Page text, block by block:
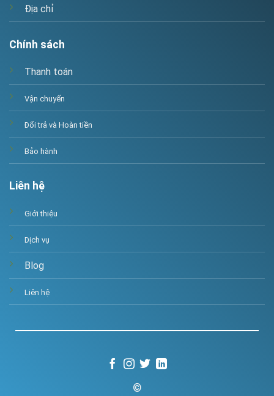
Địa chỉ
Chính sách
Thanh toán
Vận chuyển
Đổi trả và Hoàn tiền
Bảo hành
Liên hệ
Giới thiệu
Dịch vụ
Blog
Liên hệ
©